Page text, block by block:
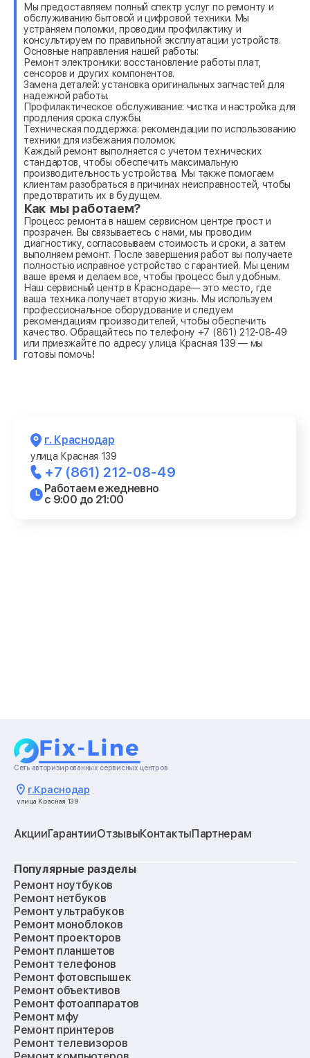
Мы предоставляем полный спектр услуг по ремонту и
обслуживанию бытовой и цифровой техники. Мы
устраняем поломки, проводим профилактику и
консультируем по правильной эксплуатации устройств.
Основные направления нашей работы:
Ремонт электроники: восстановление работы плат,
сенсоров и других компонентов.
Замена деталей: установка оригинальных запчастей для
надежной работы.
Профилактическое обслуживание: чистка и настройка для
продления срока службы.
Техническая поддержка: рекомендации по использованию
техники для избежания поломок.
Каждый ремонт выполняется с учетом технических
стандартов, чтобы обеспечить максимальную
производительность устройства. Мы также помогаем
клиентам разобраться в причинах неисправностей, чтобы
предотвратить их в будущем.
Как мы работаем?
Процесс ремонта в нашем сервисном центре прост и
прозрачен. Вы связываетесь с нами, мы проводим
диагностику, согласовываем стоимость и сроки, а затем
выполняем ремонт. После завершения работ вы получаете
полностью исправное устройство с гарантией. Мы ценим
ваше время и делаем все, чтобы процесс был удобным.
Наш сервисный центр в Краснодаре— это место, где
ваша техника получает вторую жизнь. Мы используем
профессиональное оборудование и следуем
рекомендациям производителей, чтобы обеспечить
качество. Обращайтесь по телефону +7 (861) 212-08-49
или приезжайте по адресу улица Красная 139 — мы
готовы помочь!
г. Краснодар
улица Красная 139
+7 (861) 212-08-49
Работаем ежедневно
с 9:00 до 21:00
Сеть авторизированных сервисных центров
г.Краснодар
улица Красная 139
АкцииГарантииОтзывыКонтактыПартнерам
Популярные разделы
Ремонт ноутбуков
Ремонт нетбуков
Ремонт ультрабуков
Ремонт моноблоков
Ремонт проекторов
Ремонт планшетов
Ремонт телефонов
Ремонт фотовспышек
Ремонт объективов
Ремонт фотоаппаратов
Ремонт мфу
Ремонт принтеров
Ремонт телевизоров